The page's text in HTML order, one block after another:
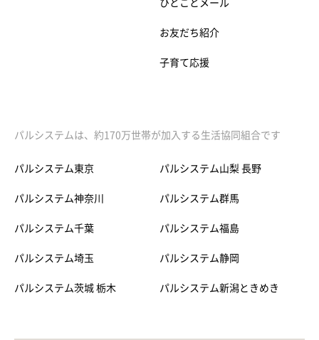
ひとことメール
お友だち紹介
子育て応援
パルシステムは、約170万世帯が加入する生活協同組合です
パルシステム東京
パルシステム神奈川
パルシステム千葉
パルシステム埼玉
パルシステム茨城 栃木
パルシステム山梨 長野
パルシステム群馬
パルシステム福島
パルシステム静岡
パルシステム新潟ときめき